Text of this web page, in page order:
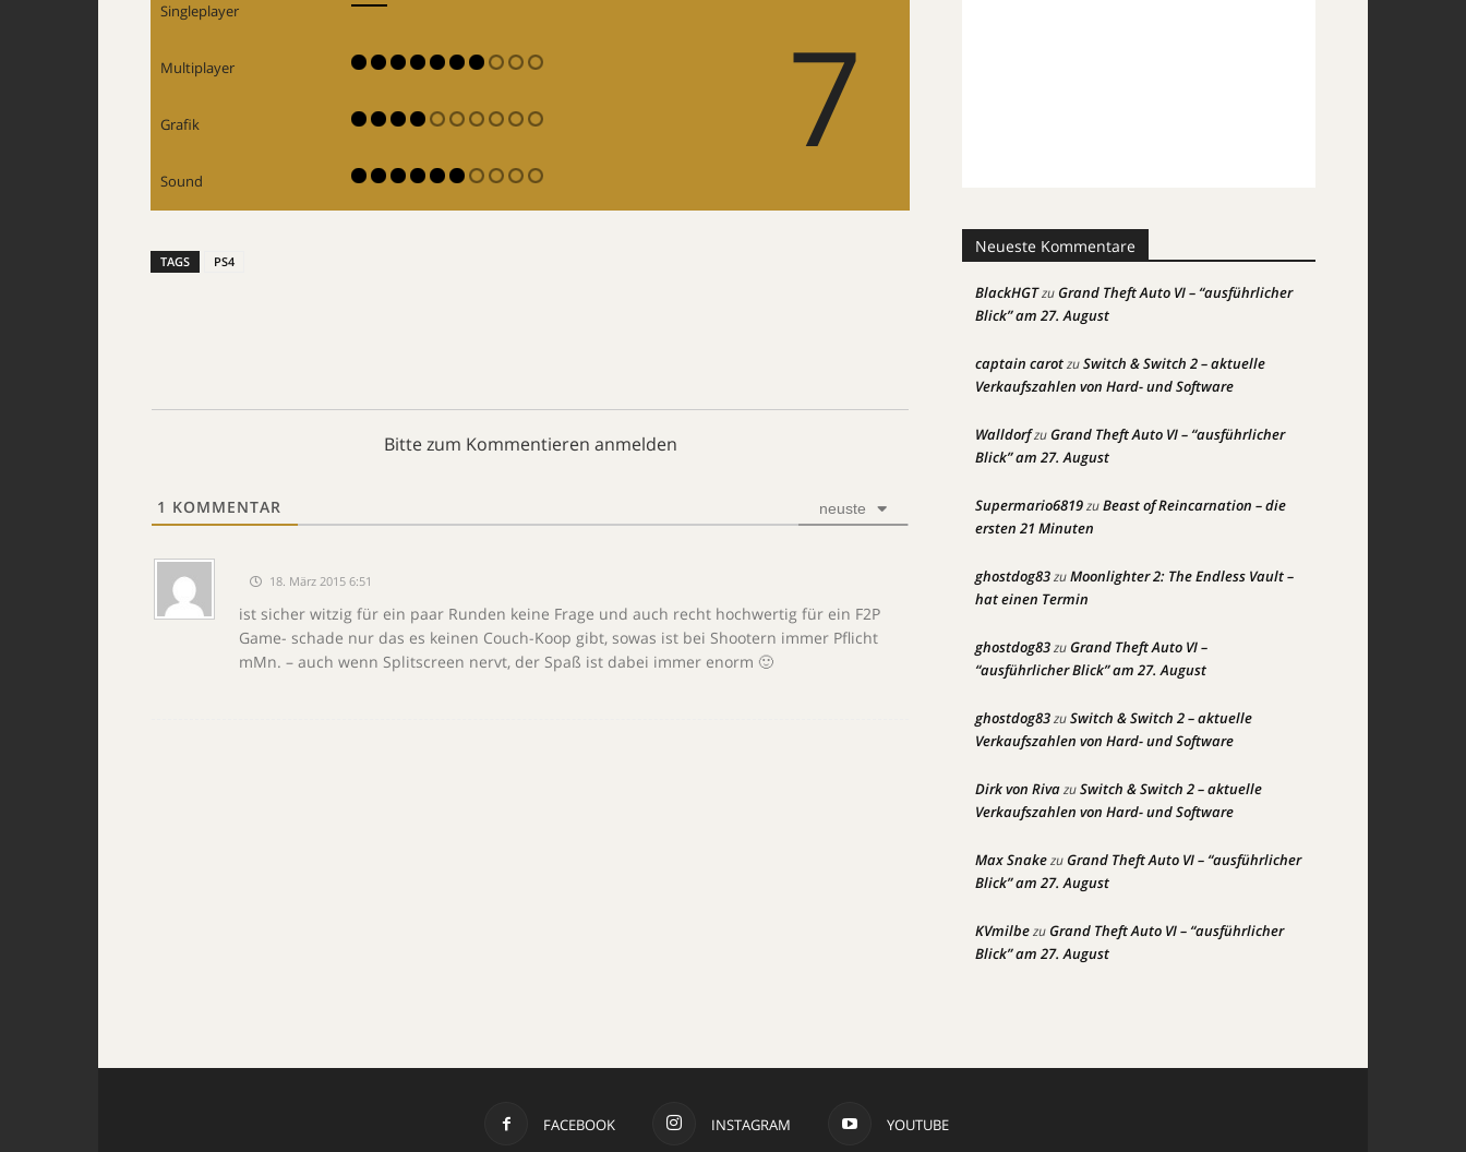
Singleplayer 7
Multiplayer
Grafik
Sound
TAGS PS4
Bitte zum Kommentieren anmelden
1 KOMMENTAR neuste
18. März 2015 6:51
ist sicher witzig für ein paar Runden keine Frage und auch recht hochwertig für ein F2P
Game- schade nur das es keinen Couch-Koop gibt, sowas ist bei Shootern immer Pflicht
mMn. – auch wenn Splitscreen nervt, der Spaß ist dabei immer enorm 🙂
Neueste Kommentare
BlackHGTzuGrand Theft Auto VI – “ausführlicher
Blick” am 27. August
captain carotzuSwitch & Switch 2 – aktuelle
Verkaufszahlen von Hard- und Software
WalldorfzuGrand Theft Auto VI – “ausführlicher
Blick” am 27. August
Supermario6819zuBeast of Reincarnation – die
ersten 21 Minuten
ghostdog83zuMoonlighter 2: The Endless Vault –
hat einen Termin
ghostdog83zuGrand Theft Auto VI –
“ausführlicher Blick” am 27. August
ghostdog83zuSwitch & Switch 2 – aktuelle
Verkaufszahlen von Hard- und Software
Dirk von RivazuSwitch & Switch 2 – aktuelle
Verkaufszahlen von Hard- und Software
Max SnakezuGrand Theft Auto VI – “ausführlicher
Blick” am 27. August
KVmilbezuGrand Theft Auto VI – “ausführlicher
Blick” am 27. August
FACEBOOK INSTAGRAM YOUTUBE